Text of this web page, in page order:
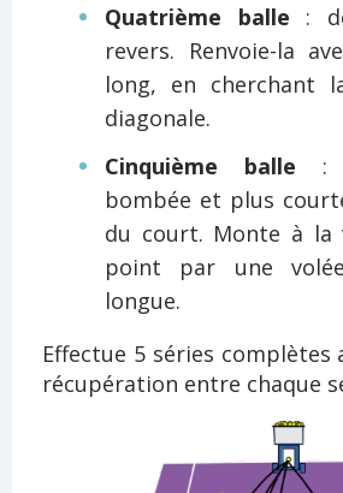
Quatrième balle :
revers. Renvoie-la
long, en cherchant
diagonale.
Cinquième balle :
bombée et plus
du court. Monte à la
point par une
longue.
Effectue 5 séries complètes
récupération entre chaque